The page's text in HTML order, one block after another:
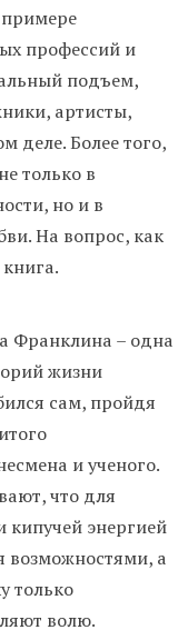
примере
профессий и
подъем,
артисты,
деле. Более того,
только в
но и в
На вопрос, как
Франклина – одна
жизни
сам, пройдя
и ученого.
что для
энергией
возможностями, а
только
волю.